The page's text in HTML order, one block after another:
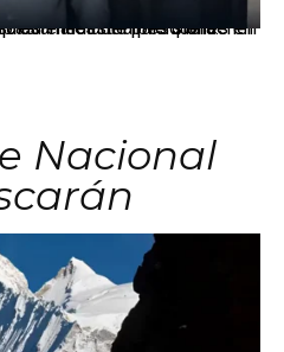
en Áncash mediante inversiones en comercio, educación, salud e industria pesquera.
Nacional